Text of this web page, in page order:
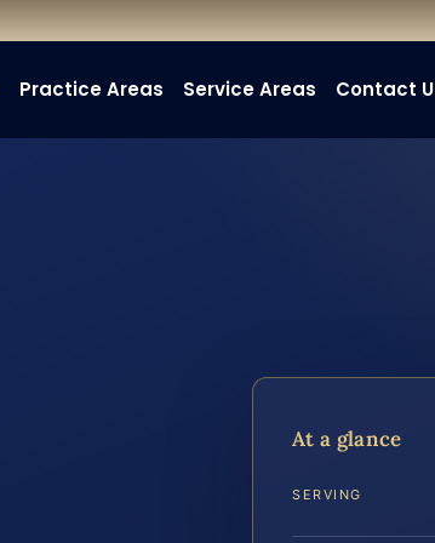
Practice Areas Service Areas Contact
At a glance
SERVING